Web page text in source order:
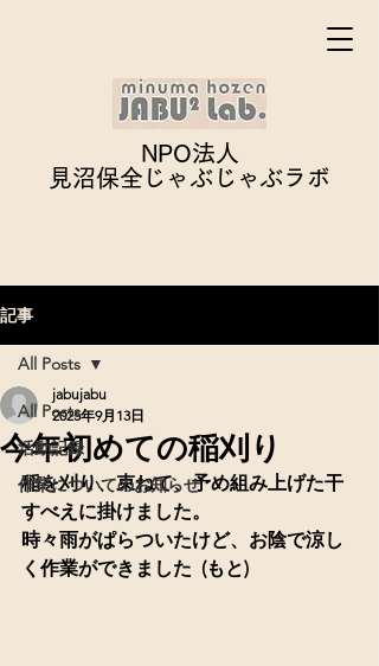
NPO法人
見沼保全じゃぶじゃぶラボ
記事
All Posts
活動記録
作業についてのお知らせ
All Posts
今年初めての稲刈り
jabujabu
2025年9月13日
稲を刈り、束ねて、予め組み上げた干
すべえに掛けました。
時々雨がぱらついたけど、お陰で涼し
く作業ができました  (もと)